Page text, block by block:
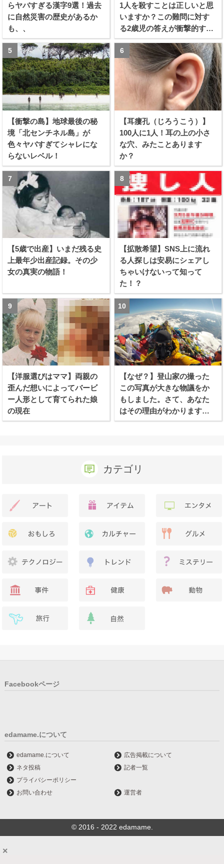
らヤバすぎる漢字9選！過去
に自然災害の歴史があるか
も、、
1人を殺すことは正しいと思
いますか？この難問に対す
る2歳児の答えが衝撃的すぎ
る！！
【衝撃の島】地球最後の秘
境「北センチネル島」が
色々ヤバすぎてシャレにな
らないレベル！
【耳瘻孔（じろうこう）】
100人に1人！耳の上の小さ
な穴、みたことあります
か？
【5歳で出産】いまだ残る史
上最年少出産記録。その少
女の真実の物語！
【拡散希望】SNS上に流れ
る人探しは安易にシェアし
ちゃいけないって知って
た！？
【洋服選びはママ】両親の
歪んだ想いによってバービ
ー人形として育てられた娘
の現在
【なぜ？】登山家の撮った
この写真が大きな物議をか
もしました。さて、あなた
はその理由がわかります
か？
カテゴリ
Facebookページ
edamame.について
edamame.について
広告掲載について
ネタ投稿
記者一覧
プライバシーポリシー
お問い合わせ
運営者
© 2016 - 2022 edamame.
×